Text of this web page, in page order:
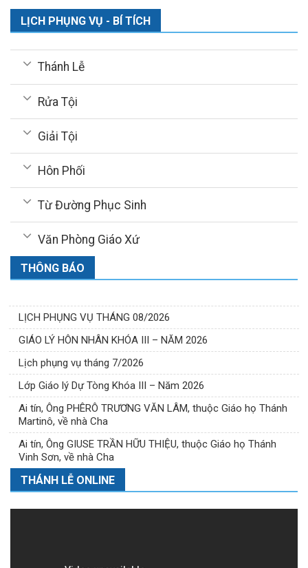
LỊCH PHỤNG VỤ - BÍ TÍCH
Thánh Lễ
Rửa Tội
Giải Tội
Hôn Phối
Từ Đường Phục Sinh
Văn Phòng Giáo Xứ
THÔNG BÁO
LỊCH PHỤNG VỤ THÁNG 08/2026
GIÁO LÝ HÔN NHÂN KHÓA III – NĂM 2026
Lịch phụng vụ tháng 7/2026
Lớp Giáo lý Dự Tòng Khóa III – Năm 2026
Ai tín, Ông PHÊRÔ TRƯƠNG VĂN LÂM, thuộc Giáo họ Thánh
Martinô, về nhà Cha
Ai tín, Ông GIUSE TRẦN HỮU THIỆU, thuộc Giáo họ Thánh
Vinh Sơn, về nhà Cha
THÁNH LỄ ONLINE